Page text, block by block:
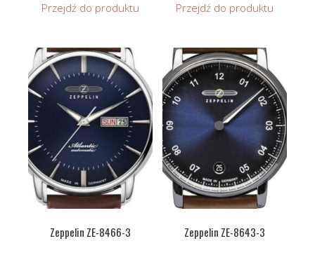
Przejdź do produktu Przejdź do produktu
Zeppelin ZE-8466-3 Zeppelin ZE-8643-3